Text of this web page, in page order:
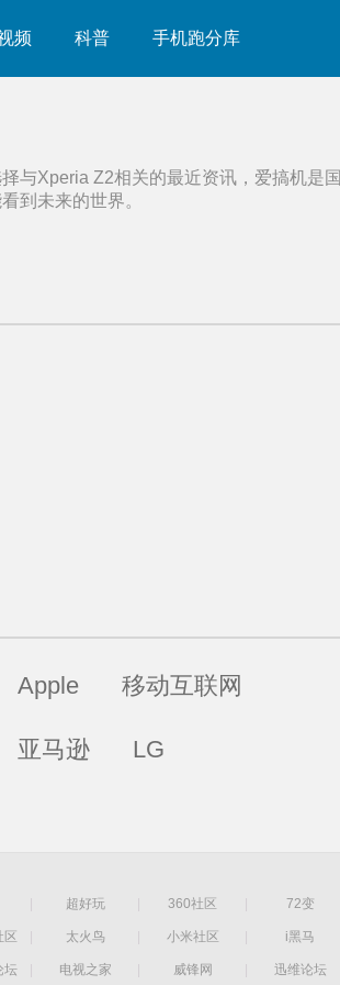
频 科普 手机跑分库
与Xperia Z2相关的最近资讯，爱搞机是国
到未来的世界。
Apple 移动互联网
亚马逊 LG
超好玩 360社区 72变
区 太火鸟 小米社区 i黑马
坛 电视之家 威锋网
迅维论坛